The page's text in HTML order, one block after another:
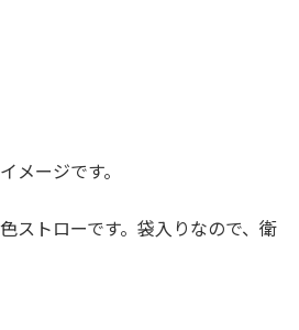
メージです。
ストローです。袋入りなので、衛